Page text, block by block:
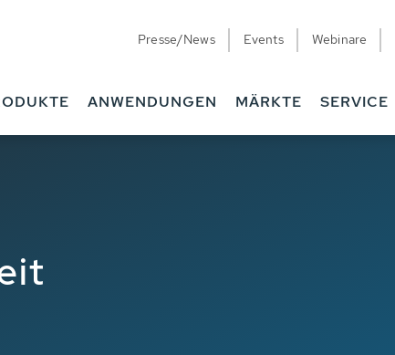
Presse/News Events Webinare
ANWENDUNGEN MÄRKTE SERVICE